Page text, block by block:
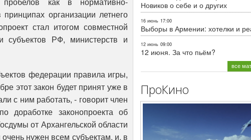
организации летнего
стал итогом совместной
субъектов РФ, министерств и
федерации правила игры,
этот закон будет принят уже в
с ним работать, - говорит член
доработке законопроекта об
от Архангельской области
очень нужен всем субъектам, и, в
Новиков о себе и о других
16 июнь 17:00
Выборы в Армении: хотелки и
12 июнь 09:00
12 июня. За что пьём?
все
ПроКино